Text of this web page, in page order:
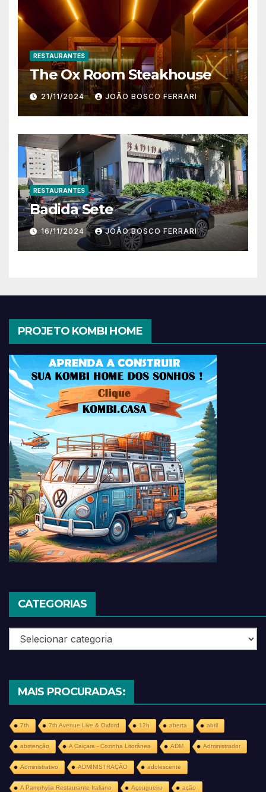
RESTAURANTES
The Ox Room Steakhouse
21/11/2024 JOÃO BOSCO FERRARI
RESTAURANTES
Badida Sete
16/11/2024 JOÃO BOSCO FERRARI
PROJETO KOMBI HOME
CATEGORIAS
Categorias
MAIS PROCURADAS:
7th 7th Avenue Live & Oxford 12h aberta abril
abstenção A Caiçara - Cozinha Litorânea ADM Administrador
Administrativo ADMINISTRAÇÃO adolescente
A Pamphylia Restaurante Italiano Açougueiro ação